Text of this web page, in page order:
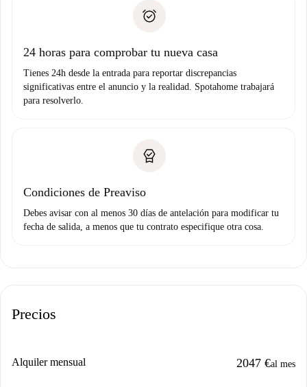
Prueba de solvencia
no nos comunicas ningún problema.
24 horas para comprobar tu nueva casa
Tienes 24h desde la entrada para reportar discrepancias
significativas entre el anuncio y la realidad. Spotahome trabajará
para resolverlo.
Condiciones de Preaviso
Debes avisar con al menos 30 días de antelación para modificar tu
fecha de salida, a menos que tu contrato especifique otra cosa.
Precios
Alquiler mensual 2047 €al mes